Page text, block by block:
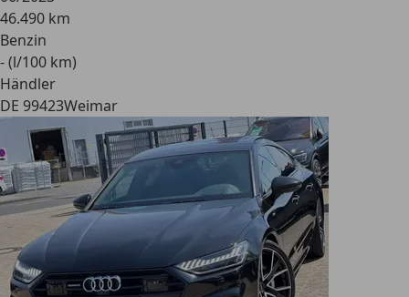
46.490 km
Benzin
- (l/100 km)
Händler
DE 99423Weimar